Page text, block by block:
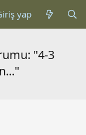
yap
"4-3